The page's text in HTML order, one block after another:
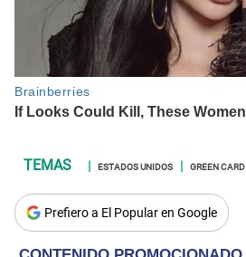
ESTADOS UNIDOS GREEN CARD
Prefiero a El Popular en Google